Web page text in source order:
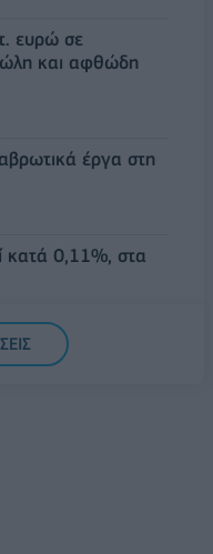
ευρώ σε
και αφθώδη
έργα στη
κατά 0,11%, στα